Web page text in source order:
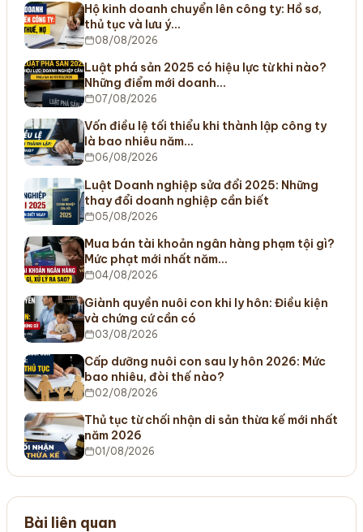
Hộ kinh doanh chuyển lên công ty: Hồ sơ,
thủ tục và lưu ý…
08/08/2026
Luật phá sản 2025 có hiệu lực từ khi nào?
Những điểm mới doanh…
07/08/2026
Vốn điều lệ tối thiểu khi thành lập công ty
là bao nhiêu năm…
06/08/2026
Luật Doanh nghiệp sửa đổi 2025: Những
thay đổi doanh nghiệp cần biết
05/08/2026
Mua bán tài khoản ngân hàng phạm tội gì?
Mức phạt mới nhất năm…
04/08/2026
Giành quyền nuôi con khi ly hôn: Điều kiện
và chứng cứ cần có
03/08/2026
Cấp dưỡng nuôi con sau ly hôn 2026: Mức
bao nhiêu, đòi thế nào?
02/08/2026
Thủ tục từ chối nhận di sản thừa kế mới nhất
năm 2026
01/08/2026
Bài liên quan